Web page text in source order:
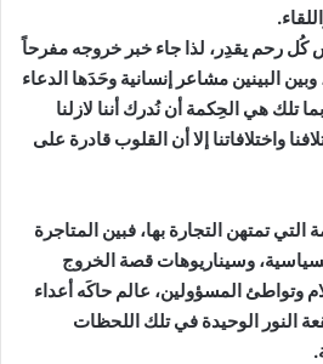
كُل رحم يقدِر، لذا جاء خبر خروجه مفرحاً
البينين مشاعر إنسانية وحَدَها الدعاء
تلك هي الحِكمة أن نُدرك أننا لازلنا
واختلافاتنا إلا أن القلوب قادرة على
تمتهن التجارة بها، فبين المتاجرة
وسيناريوهات قصة الخروج
وتواطئ المسؤولين، عالم حاكَه أعداء
النور الوحيدة في تلك اللحظات